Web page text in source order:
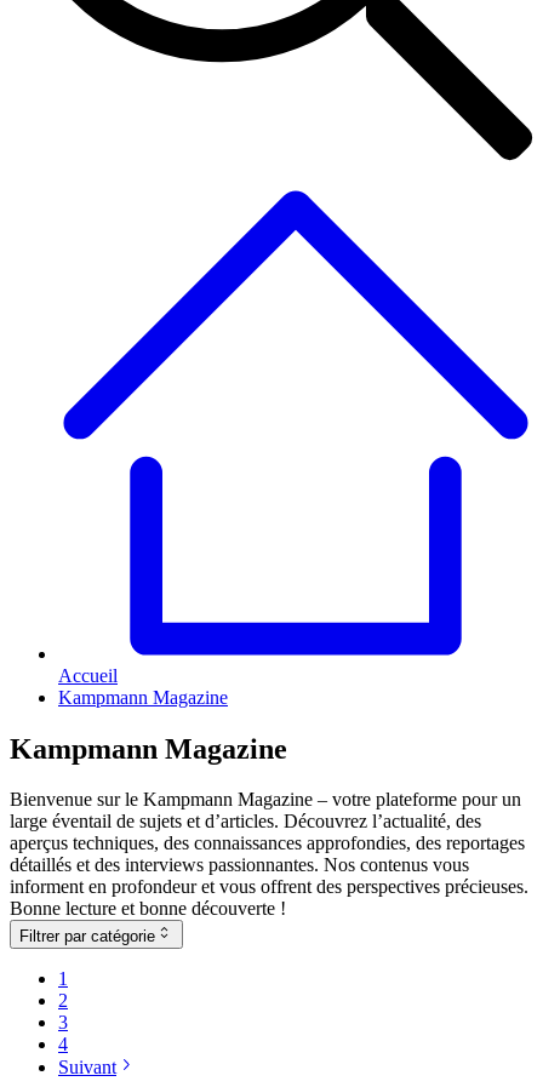
Accueil
Kampmann Magazine
Kampmann Magazine
Bienvenue sur le Kampmann Magazine – votre plateforme pour un
large éventail de sujets et d’articles. Découvrez l’actualité, des
aperçus techniques, des connaissances approfondies, des reportages
détaillés et des interviews passionnantes. Nos contenus vous
informent en profondeur et vous offrent des perspectives précieuses.
Bonne lecture et bonne découverte !
Filtrer par catégorie
1
2
3
4
Suivant